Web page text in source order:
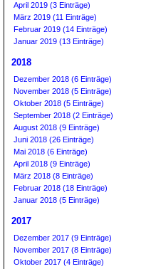
April 2019 (3 Einträge)
März 2019 (11 Einträge)
Februar 2019 (14 Einträge)
Januar 2019 (13 Einträge)
2018
Dezember 2018 (6 Einträge)
November 2018 (5 Einträge)
Oktober 2018 (5 Einträge)
September 2018 (2 Einträge)
August 2018 (9 Einträge)
Juni 2018 (26 Einträge)
Mai 2018 (6 Einträge)
April 2018 (9 Einträge)
März 2018 (8 Einträge)
Februar 2018 (18 Einträge)
Januar 2018 (5 Einträge)
2017
Dezember 2017 (9 Einträge)
November 2017 (8 Einträge)
Oktober 2017 (4 Einträge)